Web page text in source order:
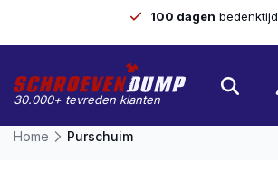
100 dagen bedenktijd
30.000+ tevreden klanten
Home Purschuim